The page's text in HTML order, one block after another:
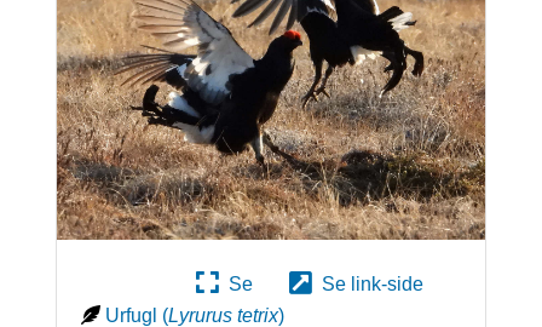
Se
Se link-side
Urfugl (Lyrurus tetrix)